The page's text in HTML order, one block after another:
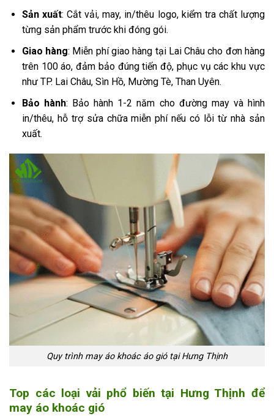
Sản xuất: Cắt vải, may, in/thêu logo, kiểm tra chất lượng
từng sản phẩm trước khi đóng gói.
Giao hàng: Miễn phí giao hàng tại Lai Châu cho đơn hàng
trên 100 áo, đảm bảo đúng tiến độ, phục vụ các khu vực
như TP. Lai Châu, Sìn Hồ, Mường Tè, Than Uyên.
Bảo hành: Bảo hành 1-2 năm cho đường may và hình
in/thêu, hỗ trợ sửa chữa miễn phí nếu có lỗi từ nhà sản
xuất.
Quy trình may áo khoác áo gió tại Hưng Thịnh
Top các loại vải phổ biến tại Hưng Thịnh để
may áo khoác gió